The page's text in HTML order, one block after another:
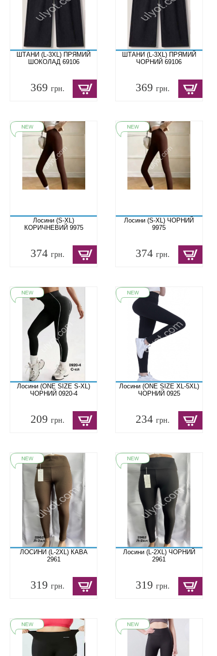
ШТАНИ (L-3XL) ПРЯМИЙ
ШОКОЛАД 69106
369 грн.
ШТАНИ (L-3XL) ПРЯМИЙ
ЧОРНИЙ 69106
369грн.
Лосини (S-XL)
КОРИЧНЕВИЙ 9975
374 грн.
Лосини (S-XL) ЧОРНИЙ
9975
374грн.
Лосини (ONE SIZE S-XL)
ЧОРНИЙ 0920-4
209 грн.
Лосини (ONE SIZE XL-5XL)
ЧОРНИЙ 0925
234грн.
ЛОСИНИ (L-2XL) КАВА
2961
319 грн.
Лосини (L-2XL) ЧОРНИЙ
2961
319грн.